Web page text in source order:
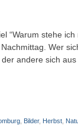
“Warum stehe
Wer
andere sich
Bilder, Herbst